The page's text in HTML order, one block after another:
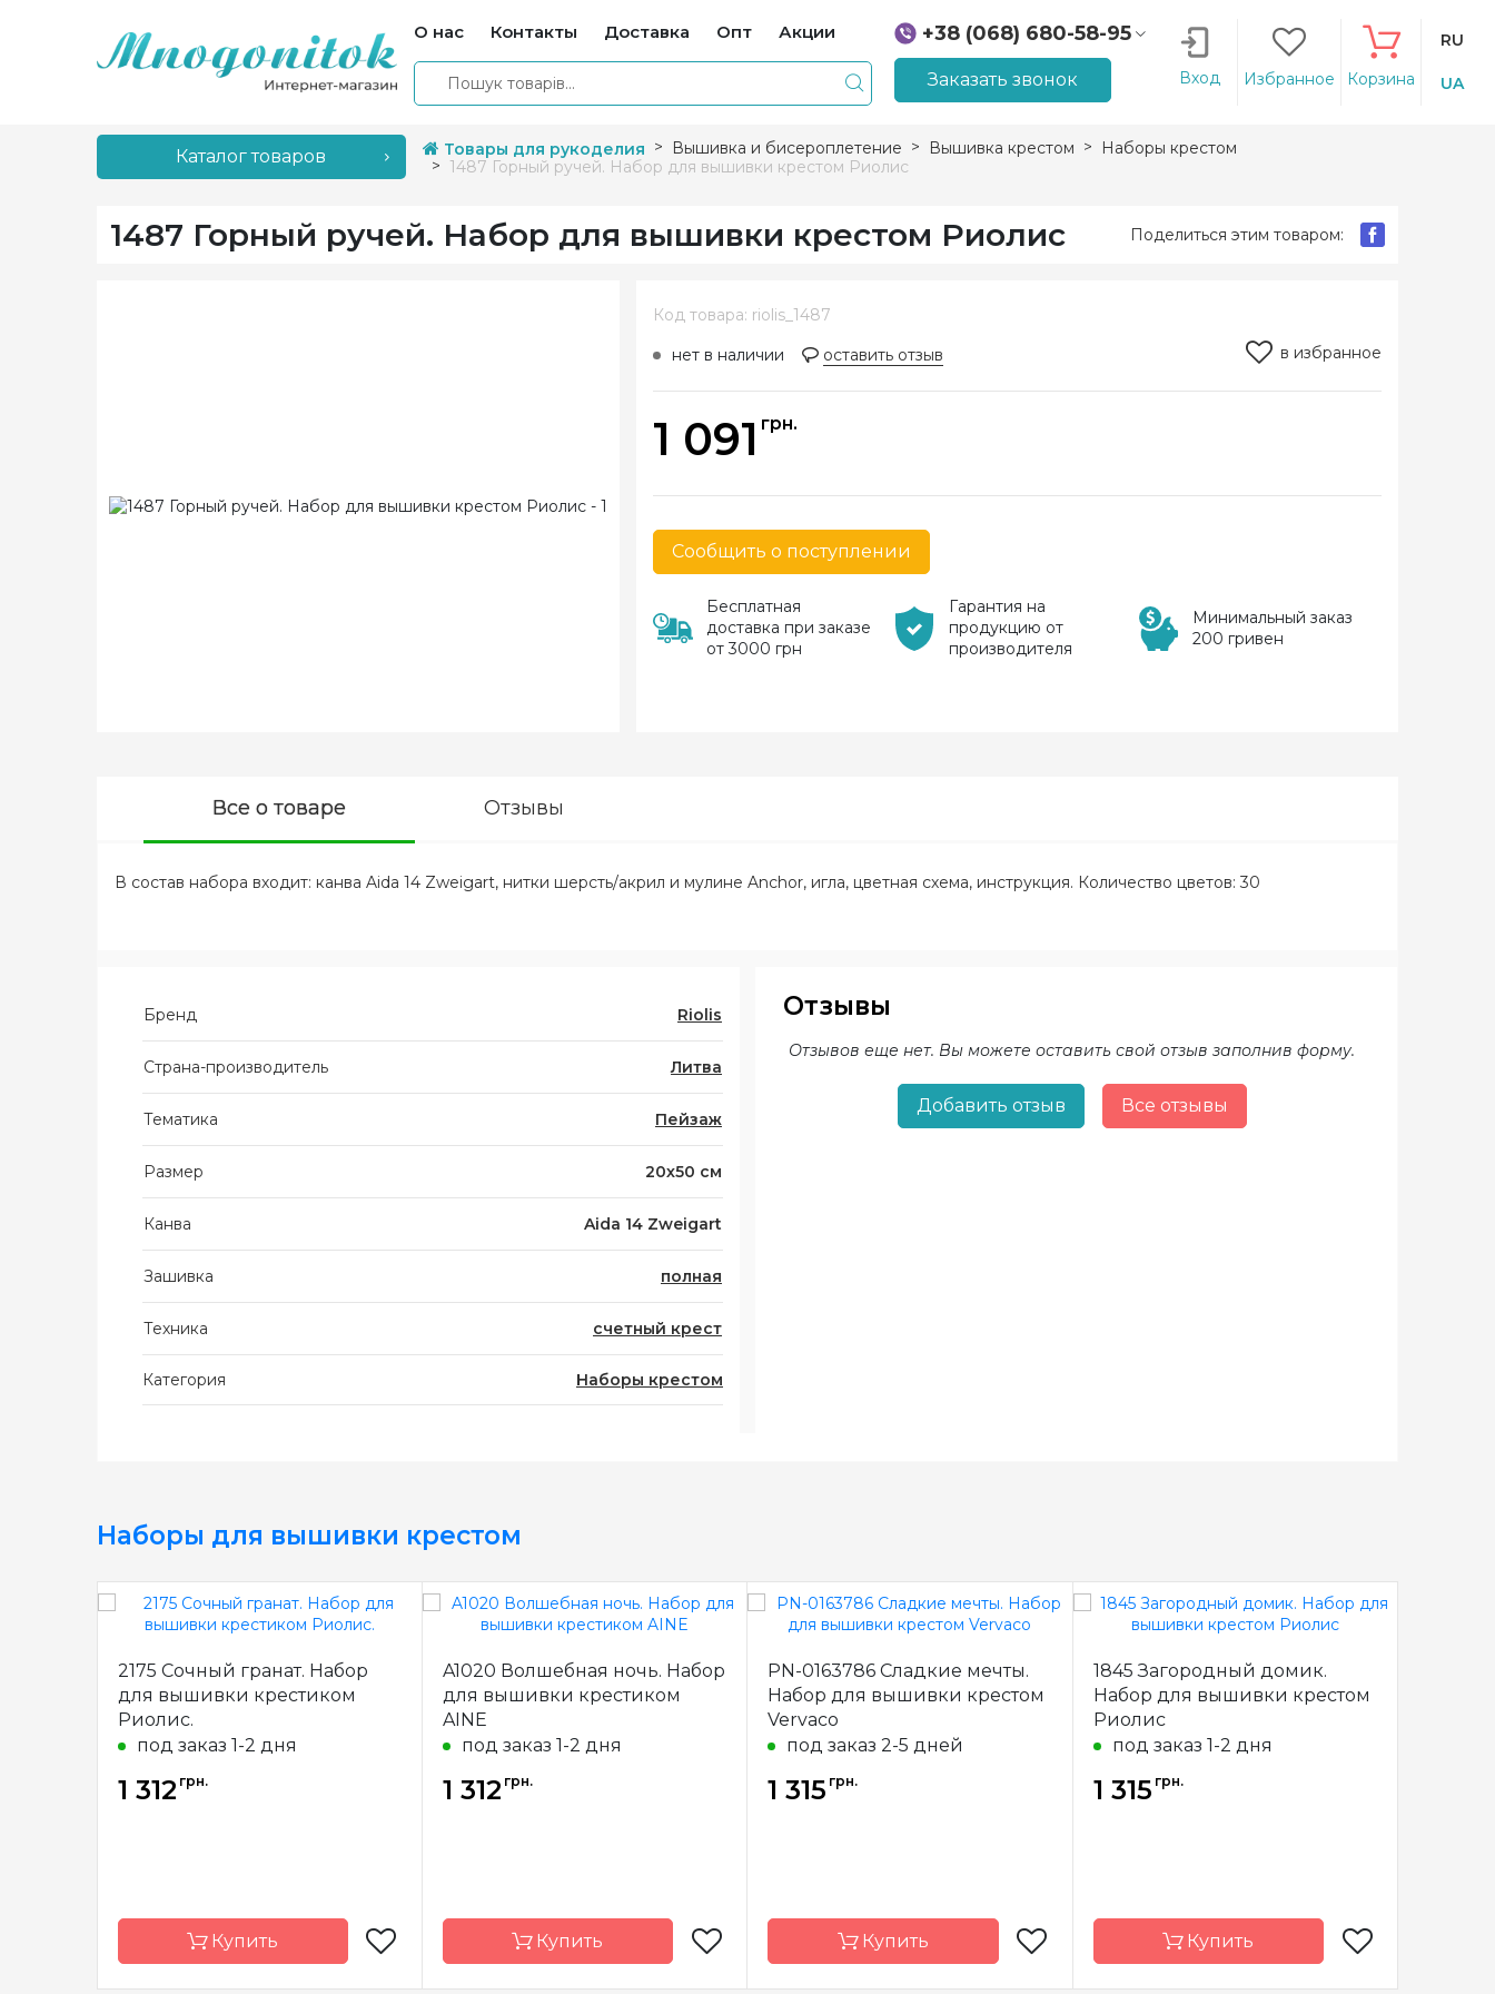
О нас Контакты Доставка Опт Акции
+38 (068) 680-58-95
+38 (066) 207-14-90
Заказать звонок Вход Избранное Корзина
RU
UA
Каталог товаров Товары для рукоделия Вышивка и бисероплетение Вышивка крестом
Наборы крестом
1487 Горный ручей. Набор для вышивки крестом Риолис
1487 Горный ручей. Набор для вышивки крестом Риолис Поделиться этим товаром:
Код товара: riolis_1487
нет в наличии
оставить отзыв в избранное
1 091 грн.
Сообщить о поступлении
Бесплатная
доставка при заказе
от 3000 грн
Гарантия на
продукцию от
производителя
Минимальный заказ
200 гривен
Все о товаре Отзывы
В состав набора входит: канва Aida 14 Zweigart, нитки шерсть/акрил и мулине Anchor, игла, цветная схема, инструкция. Количество цветов: 30
Бренд Riolis
Страна-производитель Литва
Тематика Пейзаж
Размер 20х50 см
Канва Aida 14 Zweigart
Зашивка полная
Техника счетный крест
Категория Наборы крестом
Отзывы
Отзывов еще нет. Вы можете оставить свой отзыв заполнив форму.
Добавить отзыв Все отзывы
Наборы для вышивки крестом
2175 Сочный гранат. Набор
для вышивки крестиком
Риолис.
под заказ 1-2 дня
1 312 грн.
Купить
A1020 Волшебная ночь. Набор
для вышивки крестиком
AINE
под заказ 1-2 дня
1 312 грн.
Купить
PN-0163786 Сладкие мечты.
Набор для вышивки крестом
Vervaco
под заказ 2-5 дней
1 315 грн.
Купить
1845 Загородный домик.
Набор для вышивки крестом
Риолис
под заказ 1-2 дня
1 315 грн.
Купить